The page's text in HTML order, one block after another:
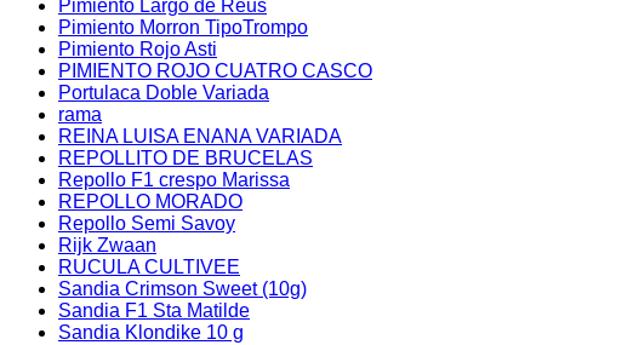
Pimiento Largo de Reus
Pimiento Morron TipoTrompo
Pimiento Rojo Asti
PIMIENTO ROJO CUATRO CASCO
Portulaca Doble Variada
rama
REINA LUISA ENANA VARIADA
REPOLLITO DE BRUCELAS
Repollo F1 crespo Marissa
REPOLLO MORADO
Repollo Semi Savoy
Rijk Zwaan
RUCULA CULTIVEE
Sandia Crimson Sweet (10g)
Sandia F1 Sta Matilde
Sandia Klondike 10 g